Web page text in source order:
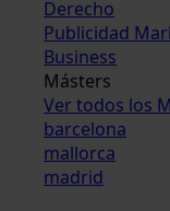
Derecho
Publicidad
Business
Másters
Ver todos los
barcelona
mallorca
madrid